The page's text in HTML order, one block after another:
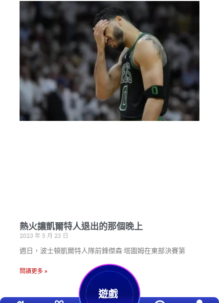
熱火讓凱爾特人退出的那個晚上
2023 年 5 月 23 日
週日，波士頓凱爾特人隊前鋒傑森·塔圖姆在東部決賽第
閱讀更多 »
遊戲